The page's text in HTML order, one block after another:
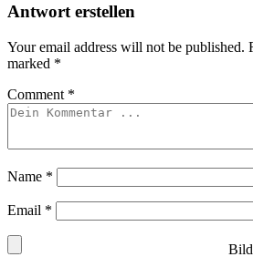
Antwort erstellen
Your email address will not be published.
marked *
Comment *
Name *
Email *